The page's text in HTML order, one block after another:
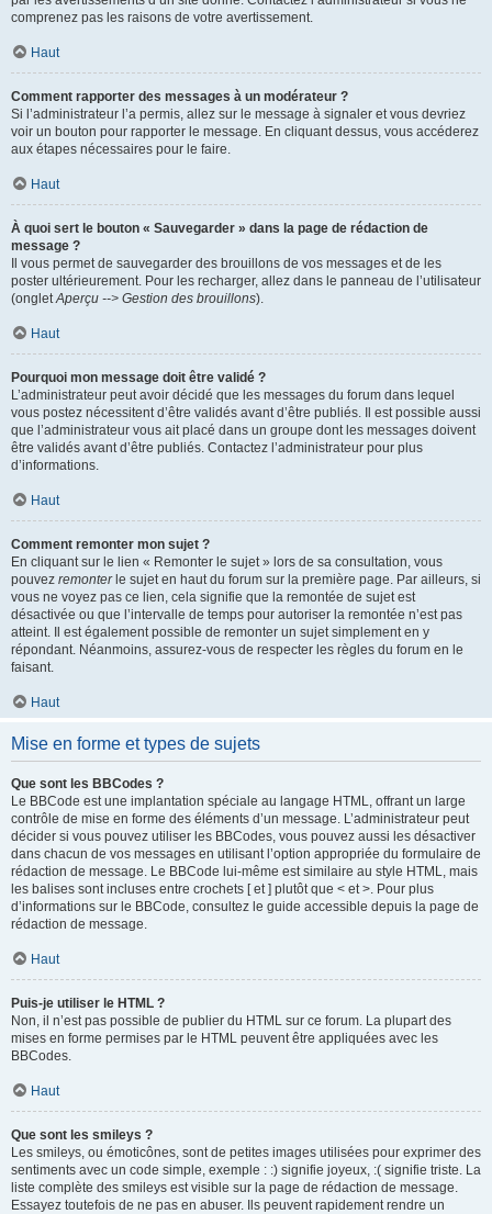
comprenez pas les raisons de votre avertissement.
Haut
Comment rapporter des messages à un modérateur ?
Si l’administrateur l’a permis, allez sur le message à signaler et vous devriez
voir un bouton pour rapporter le message. En cliquant dessus, vous accéderez
aux étapes nécessaires pour le faire.
Haut
À quoi sert le bouton « Sauvegarder » dans la page de rédaction de
message ?
Il vous permet de sauvegarder des brouillons de vos messages et de les
poster ultérieurement. Pour les recharger, allez dans le panneau de l’utilisateur
(ongletAperçu --> Gestion des brouillons).
Haut
Pourquoi mon message doit être validé ?
L’administrateur peut avoir décidé que les messages du forum dans lequel
vous postez nécessitent d’être validés avant d’être publiés. Il est possible aussi
que l’administrateur vous ait placé dans un groupe dont les messages doivent
être validés avant d’être publiés. Contactez l’administrateur pour plus
d’informations.
Haut
Comment remonter mon sujet ?
En cliquant sur le lien « Remonter le sujet » lors de sa consultation, vous
pouvez remonterle sujet en haut du forum sur la première page. Par ailleurs, si
vous ne voyez pas ce lien, cela signifie que la remontée de sujet est
désactivée ou que l’intervalle de temps pour autoriser la remontée n’est pas
atteint. Il est également possible de remonter un sujet simplement en y
répondant. Néanmoins, assurez-vous de respecter les règles du forum en le
faisant.
Haut
Mise en forme et types de sujets
Que sont les BBCodes ?
Le BBCode est une implantation spéciale au langage HTML, offrant un large
contrôle de mise en forme des éléments d’un message. L’administrateur peut
décider si vous pouvez utiliser les BBCodes, vous pouvez aussi les désactiver
dans chacun de vos messages en utilisant l’option appropriée du formulaire de
rédaction de message. Le BBCode lui-même est similaire au style HTML, mais
les balises sont incluses entre crochets [ et ] plutôt que < et >. Pour plus
d’informations sur le BBCode, consultez le guide accessible depuis la page de
rédaction de message.
Haut
Puis-je utiliser le HTML ?
Non, il n’est pas possible de publier du HTML sur ce forum. La plupart des
mises en forme permises par le HTML peuvent être appliquées avec les
BBCodes.
Haut
Que sont les smileys ?
Les smileys, ou émoticônes, sont de petites images utilisées pour exprimer des
sentiments avec un code simple, exemple : :) signifie joyeux, :( signifie triste. La
liste complète des smileys est visible sur la page de rédaction de message.
Essayez toutefois de ne pas en abuser. Ils peuvent rapidement rendre un